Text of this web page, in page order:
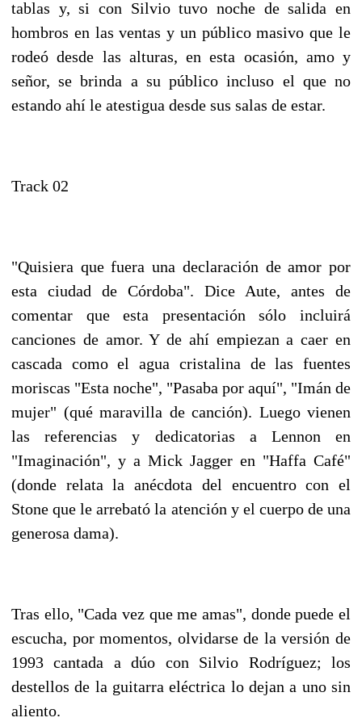
tablas y, si con Silvio tuvo noche de salida en
hombros en las ventas y un público masivo que le
rodeó desde las alturas, en esta ocasión, amo y
señor, se brinda a su público incluso el que no
estando ahí le atestigua desde sus salas de estar.
Track 02
"Quisiera que fuera una declaración de amor por
esta ciudad de Córdoba". Dice Aute, antes de
comentar que esta presentación sólo incluirá
canciones de amor. Y de ahí empiezan a caer en
cascada como el agua cristalina de las fuentes
moriscas "Esta noche", "Pasaba por aquí", "Imán de
mujer" (qué maravilla de canción). Luego vienen
las referencias y dedicatorias a Lennon en
"Imaginación", y a Mick Jagger en "Haffa Café"
(donde relata la anécdota del encuentro con el
Stone que le arrebató la atención y el cuerpo de una
generosa dama).
Tras ello, "Cada vez que me amas", donde puede el
escucha, por momentos, olvidarse de la versión de
1993 cantada a dúo con Silvio Rodríguez; los
destellos de la guitarra eléctrica lo dejan a uno sin
aliento.